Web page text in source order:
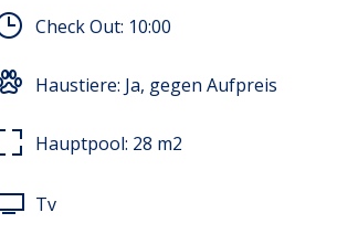
Satellitenprogramme,
Check Out: 10:00
Haustiere: Ja, gegen Aufpreis
Hauptpool: 28 m2
Tv